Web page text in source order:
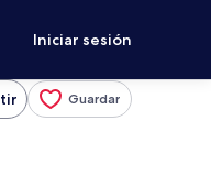
Iniciar sesión
Guardar